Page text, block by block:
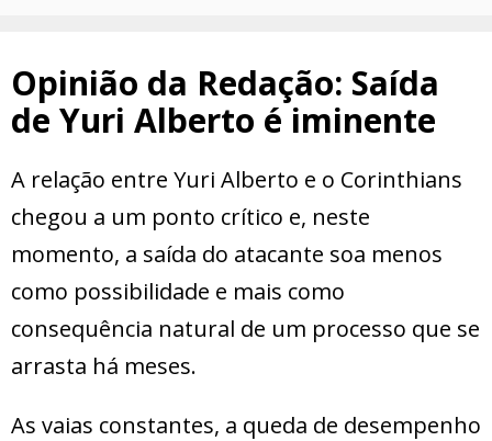
Opinião da Redação: Saída
de Yuri Alberto é iminente
A relação entre Yuri Alberto e o Corinthians
chegou a um ponto crítico e, neste
momento, a saída do atacante soa menos
como possibilidade e mais como
consequência natural de um processo que se
arrasta há meses.
As vaias constantes, a queda de desempenho